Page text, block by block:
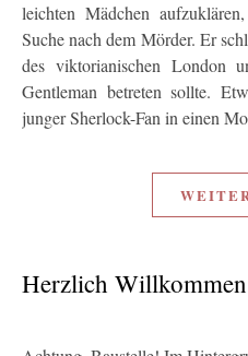
leichten Mädchen
Suche nach dem Mörder. Er
des viktorianischen London
Gentleman betreten sollte.
junger Sherlock-Fan in einen
Herzlich Willkommen